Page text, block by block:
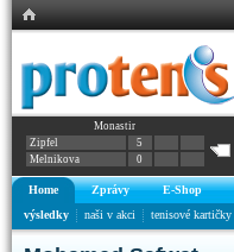
Monastir
Zipfel
5
Melnikova
0
Home Zprávy E-Shop
výsledky
naši v akci tenisové kartičky